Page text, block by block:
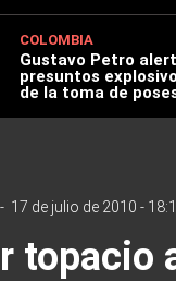
COLOMBIA
Gustavo Petro
presuntos
de la toma de
- 17 de julio de 2010 -
topacio